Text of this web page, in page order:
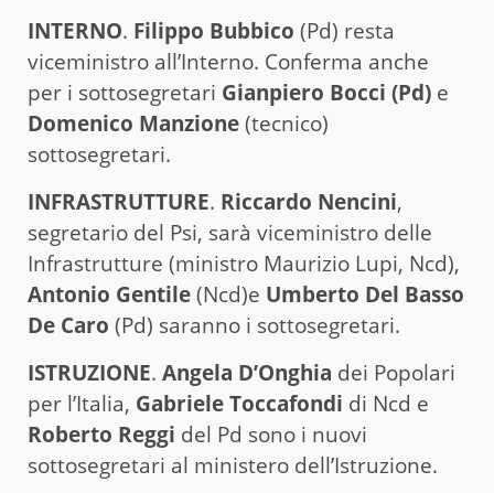
INTERNO. Filippo Bubbico (Pd) resta
viceministro all’Interno. Conferma anche
per i sottosegretari Gianpiero Bocci (Pd) e
Domenico Manzione(tecnico)
sottosegretari.
INFRASTRUTTURE. Riccardo Nencini,
segretario del Psi, sarà viceministro delle
Infrastrutture (ministro Maurizio Lupi, Ncd),
Antonio Gentile(Ncd)e Umberto Del Basso
De Caro (Pd) saranno i sottosegretari.
ISTRUZIONE. Angela D’Onghia dei Popolari
per l’Italia, Gabriele Toccafondi di Ncd e
Roberto Reggi del Pd sono i nuovi
sottosegretari al ministero dell’Istruzione.